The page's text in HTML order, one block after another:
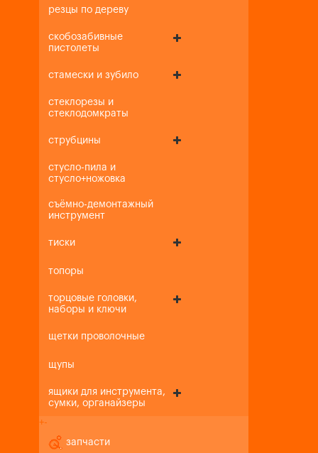
резцы по дереву
скобозабивные
пистолеты
стамески и зубило
стеклорезы и
стеклодомкраты
струбцины
стусло-пила и
стусло+ножовка
съёмно-демонтажный
инструмент
тиски
топоры
торцовые головки,
наборы и ключи
щетки проволочные
щупы
ящики для инструмента,
сумки, органайзеры
+-
запчасти